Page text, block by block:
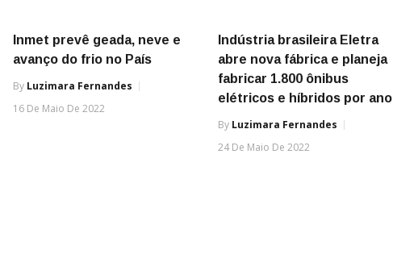
Inmet prevê geada, neve e
avanço do frio no País
By Luzimara Fernandes
16 De Maio De 2022
Indústria brasileira Eletra
abre nova fábrica e planeja
fabricar 1.800 ônibus
elétricos e híbridos por ano
By Luzimara Fernandes
24 De Maio De 2022